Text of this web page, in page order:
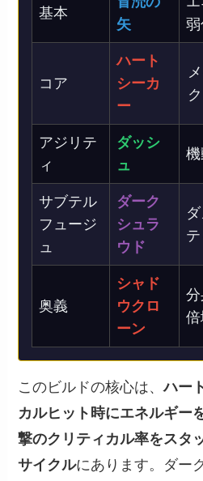
基本
矢
コア
ハート
シーカ
ー
アジリテ
ィ
ダッシ
ュ
サブテル
フュージ
ュ
ダーク
シュラ
ウド
奥義
シャド
ウクロ
ーン
このビルドの核心は、ハー
カルヒット時にエネルギー
撃のクリティカル率をスタ
サイクルにあります。ダー